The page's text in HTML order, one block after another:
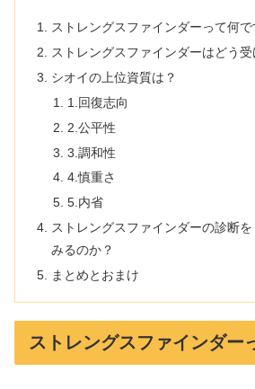
ストレングスファインダーって何で
ストレングスファインダーはどう受
シオイの上位資質は？
1.回復志向
2.公平性
3.調和性
4.慎重さ
5.内省
ストレングスファインダーの診断
みるのか？
まとめとおまけ
ストレングスファインダー